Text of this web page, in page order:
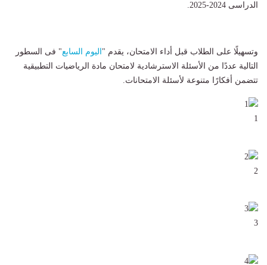
الدراسى 2024-2025.
وتسهيلًا على الطلاب قبل أداء الامتحان، يقدم " اليوم السابع" فى السطور
التالية عددًا من الأسئلة الاسترشادية لامتحان مادة الرياضيات التطبيقية
تتضمن أفكارًا متنوعة لأسئلة الامتحانات.
1
2
3